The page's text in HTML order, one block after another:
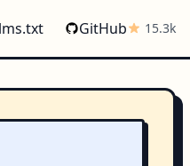
GitHub 15.3k